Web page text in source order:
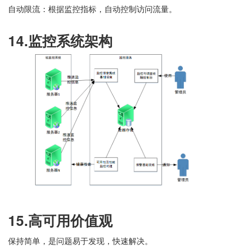
自动限流：根据监控指标，自动控制访问流量。
14.监控系统架构
15.高可用价值观
保持简单，是问题易于发现，快速解决。